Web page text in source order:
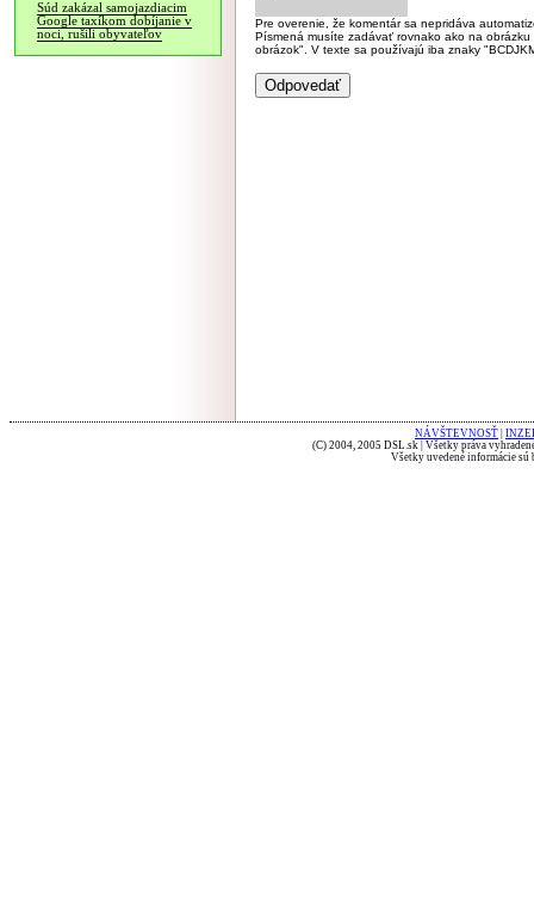
Súd zakázal samojazdiacim
Google taxíkom dobíjanie v
noci, rušili obyvateľov
Pre overenie, že komentár sa nepridáva
Písmená musíte zadávať rovnako ako na
obrázok". V texte sa používajú iba znaky
NÁVŠTEVNOSŤ
(C) 2004, 2005 DSL.sk | Všetky práva
Všetky uvedené informácie sú